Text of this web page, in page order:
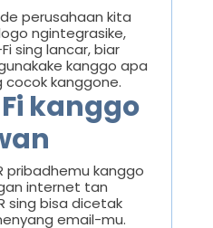
perusahaan kita
ngintegrasike,
sing lancar, biar
kanggo apa
cocok kanggone.
kanggo
pribadhemu kanggo
internet tan
sing bisa dicetak
email-mu.